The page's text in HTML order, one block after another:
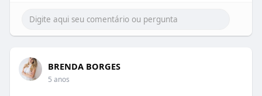
BRENDA BORGES
5 anos